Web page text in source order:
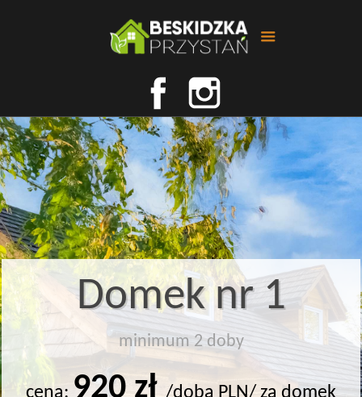
Domek nr 1
minimum 2 doby
cena: 920 zł /doba PLN/ za domek